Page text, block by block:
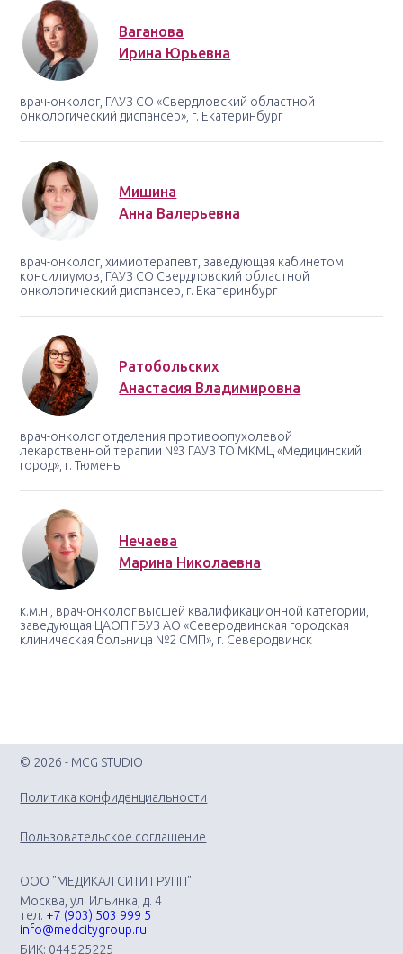
Ваганова
Ирина Юрьевна
врач-онколог, ГАУЗ СО «Свердловский областной
онкологический диспансер», г. Екатеринбург
Мишина
Анна Валерьевна
врач-онколог, химиотерапевт, заведующая кабинетом
консилиумов, ГАУЗ СО Свердловский областной
онкологический диспансер, г. Екатеринбург
Ратобольских
Анастасия Владимировна
врач-онколог отделения противоопухолевой
лекарственной терапии №3 ГАУЗ ТО МКМЦ «Медицинский
город», г. Тюмень
Нечаева
Марина Николаевна
к.м.н., врач-онколог высшей квалификационной категории,
заведующая ЦАОП ГБУЗ АО «Северодвинская городская
клиническая больница №2 СМП», г. Северодвинск
© 2026 - MCG STUDIO
Политика конфиденциальности
Пользовательское соглашение
ООО "МЕДИКАЛ СИТИ ГРУПП"
Москва, ул. Ильинка, д. 4
тел. +7 (903) 503 999 5
info@medcitygroup.ru
БИК: 044525225